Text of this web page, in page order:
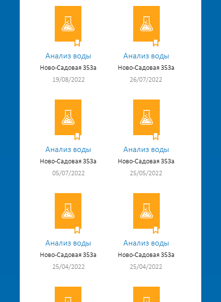
Анализ воды
Ново-Садовая 353а
19/08/2022
Анализ воды
Ново-Садовая 353а
26/07/2022
Анализ воды
Ново-Садовая 353а
05/07/2022
Анализ воды
Ново-Садовая 353а
25/05/2022
Анализ воды
Ново-Садовая 353а
25/04/2022
Анализ воды
Ново-Садовая 353а
25/04/2022